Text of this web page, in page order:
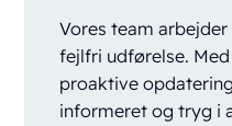
Vores team
fejlfri udførelse.
proaktive
informeret og tryg i